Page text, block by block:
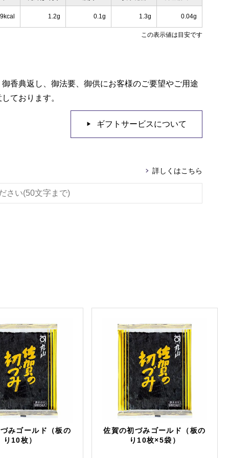
9kcal 1.2g 0.1g 1.3g 0.04g
この表示値は目安です
香典返し、御法要、御供にお客様のご要望やご用途
ております。
ギフトサービスについて
みゴールド（板の
り10枚）
佐賀の初づみゴールド（板の
り10枚×5袋）